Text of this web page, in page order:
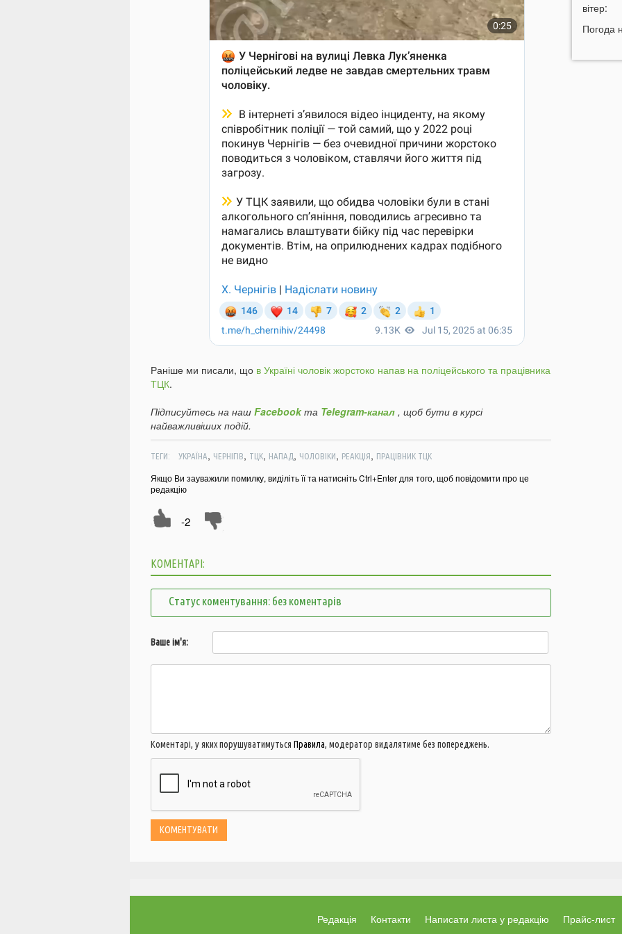
Раніше ми писали, що в Україні чоловік жорстоко напав на поліцейського та працівника
ТЦК.
Підписуйтесь на наш Facebookта Telegram-канал , щоб бути в курсі
найважливіших подій.
ТЕГИ: УКРАЇНА, ЧЕРНІГІВ, ТЦК, НАПАД, ЧОЛОВІКИ, РЕАКЦІЯ, ПРАЦІВНИК ТЦК
Якщо Ви зауважили помилку, виділіть її та натисніть Ctrl+Enter для того, щоб повідомити про це
редакцію
-2
КОМЕНТАРІ:
Статус коментування: без коментарів
Ваше ім'я:
Коментарі, у яких порушуватимуться Правила, модератор видалятиме без попереджень.
11:27
14:26 У
вітер:
Погода
Редакція Контакти Написати листа у редакцію Прайс-лист